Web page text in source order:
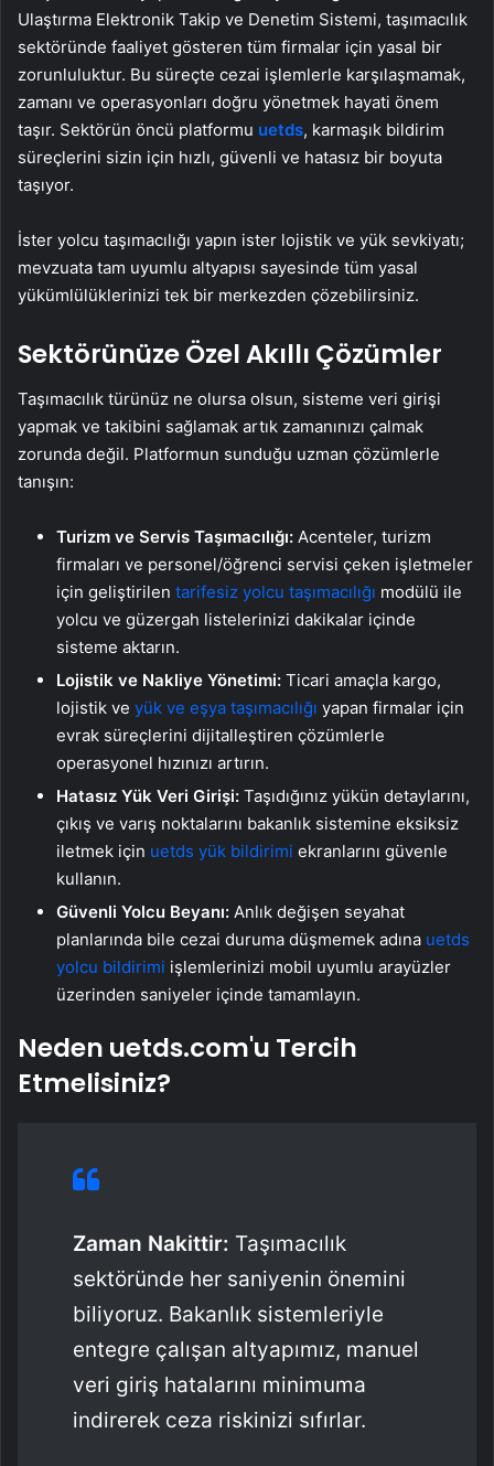
Ulaştırma Elektronik Takip ve Denetim Sistemi, taşımacılık
sektöründe faaliyet gösteren tüm firmalar için yasal bir
zorunluluktur. Bu süreçte cezai işlemlerle karşılaşmamak,
zamanı ve operasyonları doğru yönetmek hayati önem
taşır. Sektörün öncü platformu uetds, karmaşık bildirim
süreçlerini sizin için hızlı, güvenli ve hatasız bir boyuta
taşıyor.
İster yolcu taşımacılığı yapın ister lojistik ve yük sevkiyatı;
mevzuata tam uyumlu altyapısı sayesinde tüm yasal
yükümlülüklerinizi tek bir merkezden çözebilirsiniz.
Sektörünüze Özel Akıllı Çözümler
Taşımacılık türünüz ne olursa olsun, sisteme veri girişi
yapmak ve takibini sağlamak artık zamanınızı çalmak
zorunda değil. Platformun sunduğu uzman çözümlerle
tanışın:
Turizm ve Servis Taşımacılığı: Acenteler, turizm
firmaları ve personel/öğrenci servisi çeken işletmeler
için geliştirilen tarifesiz yolcu taşımacılığı modülü ile
yolcu ve güzergah listelerinizi dakikalar içinde
sisteme aktarın.
Lojistik ve Nakliye Yönetimi: Ticari amaçla kargo,
lojistik ve yük ve eşya taşımacılığı yapan firmalar için
evrak süreçlerini dijitalleştiren çözümlerle
operasyonel hızınızı artırın.
Hatasız Yük Veri Girişi: Taşıdığınız yükün detaylarını,
çıkış ve varış noktalarını bakanlık sistemine eksiksiz
iletmek için uetds yük bildirimi ekranlarını güvenle
kullanın.
Güvenli Yolcu Beyanı: Anlık değişen seyahat
planlarında bile cezai duruma düşmemek adına uetds
yolcu bildirimi işlemlerinizi mobil uyumlu arayüzler
üzerinden saniyeler içinde tamamlayın.
Neden uetds.com'u Tercih
Etmelisiniz?
Zaman Nakittir: Taşımacılık
sektöründe her saniyenin önemini
biliyoruz. Bakanlık sistemleriyle
entegre çalışan altyapımız, manuel
veri giriş hatalarını minimuma
indirerek ceza riskinizi sıfırlar.